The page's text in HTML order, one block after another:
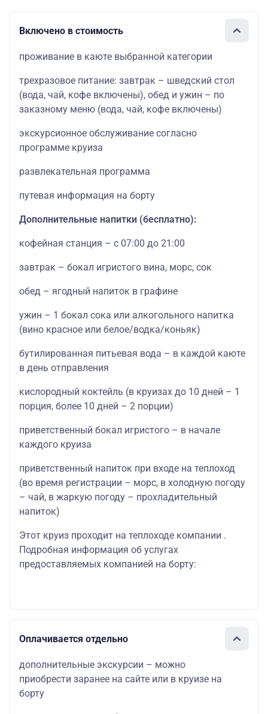
Включено в стоимость
проживание в каюте выбранной категории
трехразовое питание: завтрак – шведский стол
(вода, чай, кофе включены), обед и ужин – по
заказному меню (вода, чай, кофе включены)
экскурсионное обслуживание согласно
программе круиза
развлекательная программа
путевая информация на борту
Дополнительные напитки (бесплатно):
кофейная станция – с 07:00 до 21:00
завтрак – бокал игристого вина, морс, сок
обед – ягодный напиток в графине
ужин – 1 бокал сока или алкогольного напитка
(вино красное или белое/водка/коньяк)
бутилированная питьевая вода – в каждой каюте
в день отправления
кислородный коктейль (в круизах до 10 дней – 1
порция, более 10 дней – 2 порции)
приветственный бокал игристого – в начале
каждого круиза
приветственный напиток при входе на теплоход
(во время регистрации – морс, в холодную погоду
– чай, в жаркую погоду – прохладительный
напиток)
Этот круиз проходит на теплоходе компании .
Подробная информация об услугах
предоставляемых компанией на борту:
Оплачивается отдельно
дополнительные экскурсии – можно
приобрести заранее на сайте или в круизе на
борту